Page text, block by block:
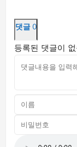
댓글 0
등록된 댓글이